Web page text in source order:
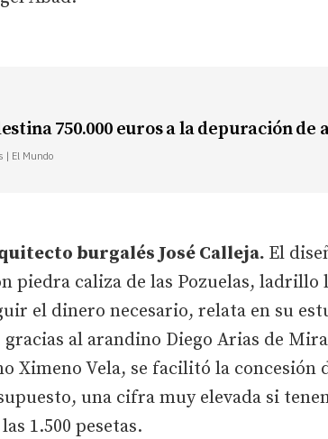
750.000 euros a la depuración de
| El Mundo
burgalés José Calleja. El
piedra caliza de las Pozuelas,
el dinero necesario, relata en su
al arandino Diego Arias de
Ximeno Vela, se facilitó la concesión
una cifra muy elevada si
1.500 pesetas.